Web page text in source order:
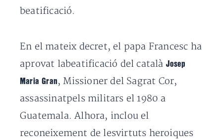
beatificació.
En el mateix decret, el papa Francesc ha
aprovat labeatificació del català Josep
Maria Gran , Missioner del Sagrat Cor,
assassinatpels militars el 1980 a
Guatemala. Alhora, inclou el
reconeixement de lesvirtuts heroiques